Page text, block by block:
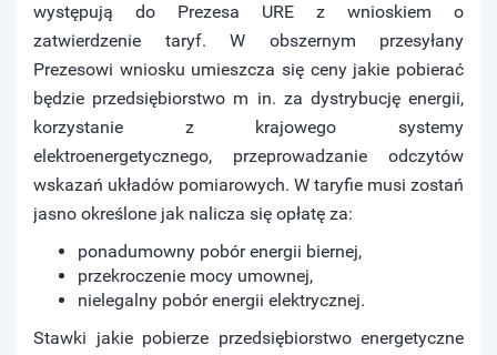
występują do Prezesa URE z wnioskiem o
zatwierdzenie taryf. W obszernym przesyłany
Prezesowi wniosku umieszcza się ceny jakie pobierać
będzie przedsiębiorstwo m in. za dystrybucję energii,
korzystanie z krajowego systemy
elektroenergetycznego, przeprowadzanie odczytów
wskazań układów pomiarowych. W taryfie musi zostań
jasno określone jak nalicza się opłatę za:
ponadumowny pobór energii biernej,
przekroczenie mocy umownej,
nielegalny pobór energii elektrycznej.
Stawki jakie pobierze przedsiębiorstwo energetyczne